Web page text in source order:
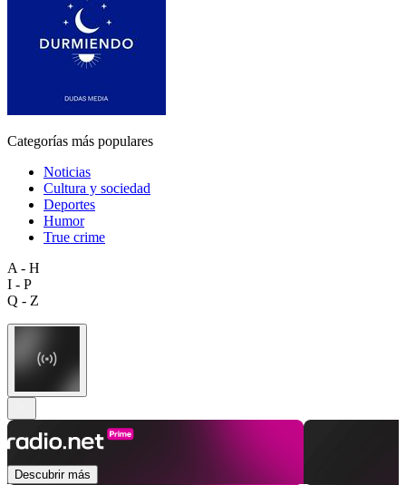
Categorías más populares
Noticias
Cultura y sociedad
Deportes
Humor
True crime
A - H
I - P
Q - Z
Descubrir más